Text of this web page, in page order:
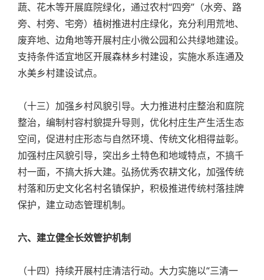
蔬、花木等开展庭院绿化，通过农村“四旁”（水旁、路
旁、村旁、宅旁）植树推进村庄绿化，充分利用荒地、
废弃地、边角地等开展村庄小微公园和公共绿地建设。
支持条件适宜地区开展森林乡村建设，实施水系连通及
水美乡村建设试点。
（十三）加强乡村风貌引导。大力推进村庄整治和庭院
整治，编制村容村貌提升导则，优化村庄生产生活生态
空间，促进村庄形态与自然环境、传统文化相得益彰。
加强村庄风貌引导，突出乡土特色和地域特点，不搞千
村一面，不搞大拆大建。弘扬优秀农耕文化，加强传统
村落和历史文化名村名镇保护，积极推进传统村落挂牌
保护，建立动态管理机制。
六、建立健全长效管护机制
（十四）持续开展村庄清洁行动。大力实施以“三清一